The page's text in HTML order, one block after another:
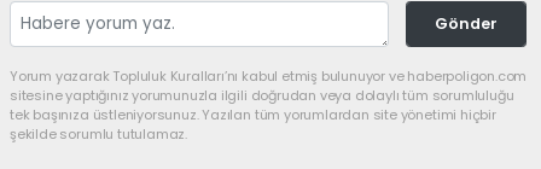
Gönder
Yorum yazarak Topluluk Kuralları’nı kabul etmiş bulunuyor ve haberpoligon.com
sitesine yaptığınız yorumunuzla ilgili doğrudan veya dolaylı tüm sorumluluğu
tek başınıza üstleniyorsunuz. Yazılan tüm yorumlardan site yönetimi hiçbir
şekilde sorumlu tutulamaz.